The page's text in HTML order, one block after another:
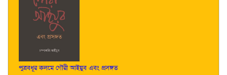
পুত্রবধূর কলমে গৌরী আইয়ুব এবং প্রসঙ্গত